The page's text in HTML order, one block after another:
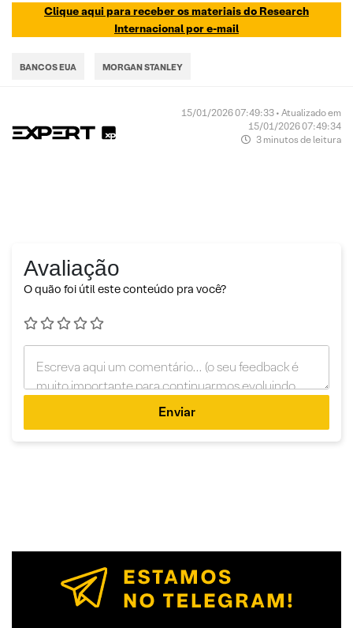
Clique aqui para receber os materiais do Research
Internacional por e-mail
BANCOS EUA MORGAN STANLEY
15/01/2026 07:49:33 • Atualizado em
15/01/2026 07:49:34
3 minutos de leitura
Avaliação
O quão foi útil este conteúdo pra você?
Enviar